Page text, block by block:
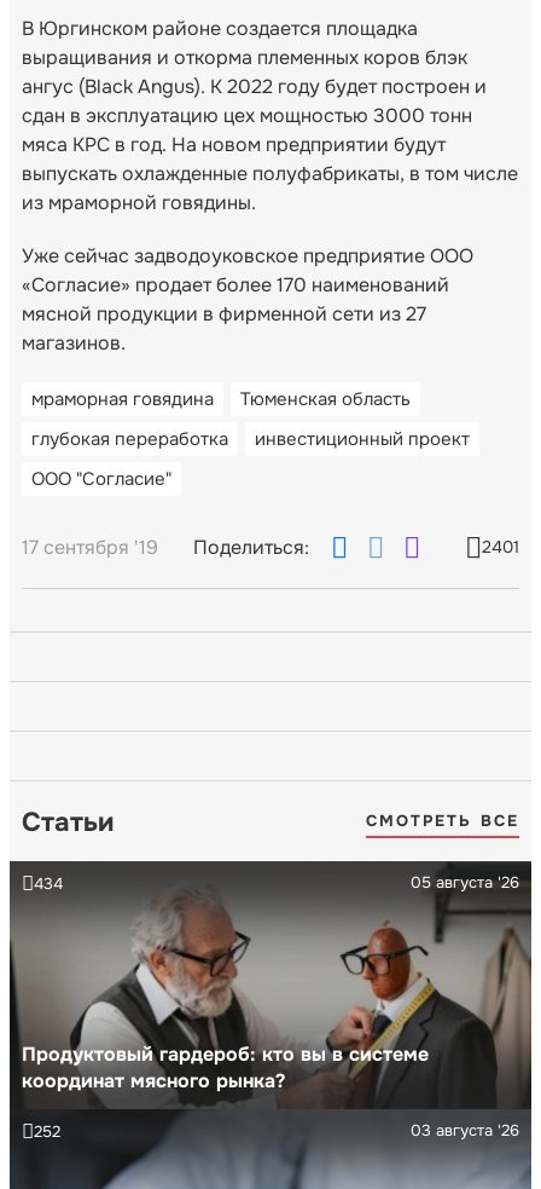
В Юргинском районе создается площадка
выращивания и откорма племенных коров блэк
ангус (Black Angus). К 2022 году будет построен и
сдан в эксплуатацию цех мощностью 3000 тонн
мяса КРС в год. На новом предприятии будут
выпускать охлажденные полуфабрикаты, в том числе
из мраморной говядины.
Уже сейчас задводоуковское предприятие ООО
«Согласие» продает более 170 наименований
мясной продукции в фирменной сети из 27
магазинов.
мраморная говядина
Тюменская область
глубокая переработка
инвестиционный проект
ООО "Согласие"
17 сентября '19 Поделиться: 2401
Статьи СМОТРЕТЬ ВСЕ
Продуктовый гардероб: кто вы в системе
координат мясного рынка?
05 августа '26
434
03 августа '26
252